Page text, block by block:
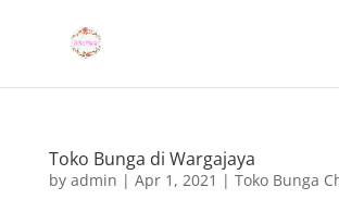
Toko Bunga di Wargajaya
by admin | Apr 1, 2021 | Toko Bunga